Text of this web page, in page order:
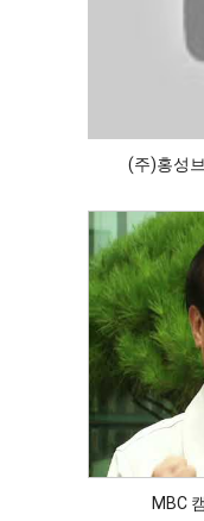
(주)홍성
MBC